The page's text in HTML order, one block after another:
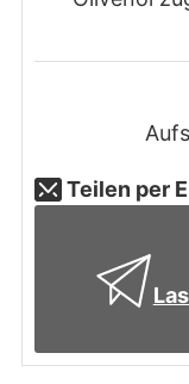
Teilen per